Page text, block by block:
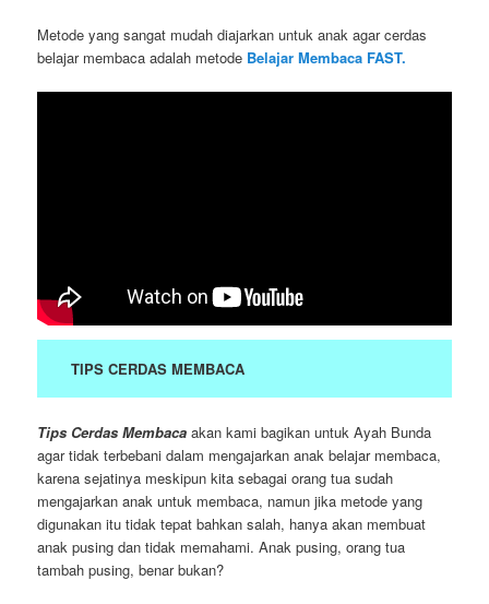
Metode yang sangat mudah diajarkan untuk anak agar cerdas
belajar membaca adalah metode Belajar Membaca FAST.
TIPS CERDAS MEMBACA
Tips Cerdas Membaca akan kami bagikan untuk Ayah Bunda
agar tidak terbebani dalam mengajarkan anak belajar membaca,
karena sejatinya meskipun kita sebagai orang tua sudah
mengajarkan anak untuk membaca, namun jika metode yang
digunakan itu tidak tepat bahkan salah, hanya akan membuat
anak pusing dan tidak memahami. Anak pusing, orang tua
tambah pusing, benar bukan?